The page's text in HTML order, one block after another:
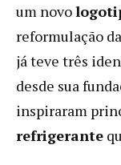
um novo
reformulação
já teve três
desde sua
inspiraram
refrigerante